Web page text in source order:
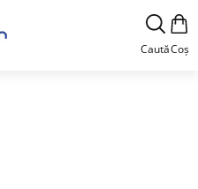
CautăCoș